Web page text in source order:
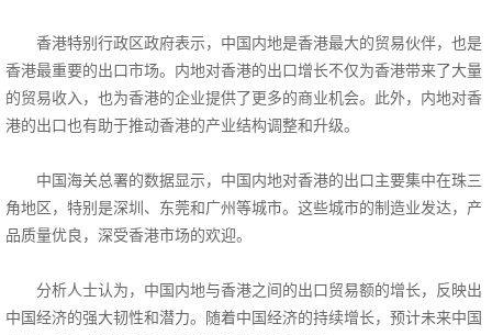
香港特别行政区政府表示，中国内地是香港最大的贸易伙伴，也是
香港最重要的出口市场。内地对香港的出口增长不仅为香港带来了大量
的贸易收入，也为香港的企业提供了更多的商业机会。此外，内地对香
港的出口也有助于推动香港的产业结构调整和升级。
中国海关总署的数据显示，中国内地对香港的出口主要集中在珠三
角地区，特别是深圳、东莞和广州等城市。这些城市的制造业发达，产
品质量优良，深受香港市场的欢迎。
分析人士认为，中国内地与香港之间的出口贸易额的增长，反映出
中国经济的强大韧性和潜力。随着中国经济的持续增长，预计未来中国